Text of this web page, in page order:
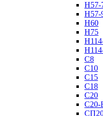
Н57-
Н57-
Н60
Н75
С8
С10
С15
С18
С20
С20-